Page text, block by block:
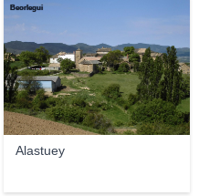
Alastuey
Beorlegui